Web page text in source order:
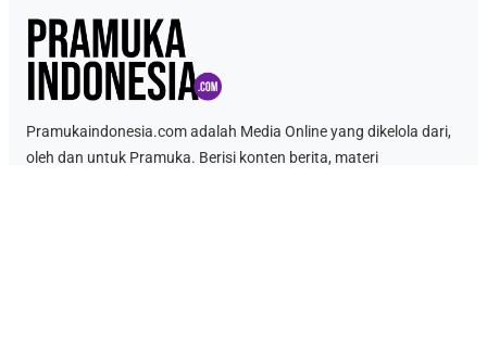
Pramukaindonesia.com adalah Media Online yang dikelola dari,
oleh dan untuk Pramuka. Berisi konten berita, materi